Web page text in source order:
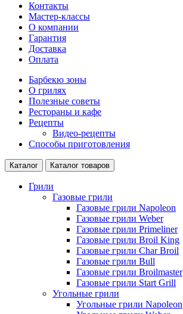
Контакты
Мастер-классы
О компании
Гарантия
Доставка
Оплата
Барбекю зоны
О грилях
Полезные советы
Рестораны и кафе
Рецепты
Видео-рецепты
Способы приготовления
Каталог Каталог товаров
Грили
Газовые грили
Газовые грили Napoleon
Газовые грили Weber
Газовые грили Primeliner
Газовые грили Broil King
Газовые грили Char Broil
Газовые грили Bull
Газовые грили Broilmaster
Газовые грили Start Grill
Угольные грили
Угольные грили Napoleon